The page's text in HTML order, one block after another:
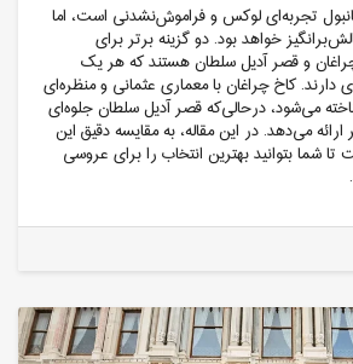
تجربه‌ای لوکس و فراموش‌نشدنی است، اما
خواهد بود. دو گزینه برتر برای
و قصر آدیل سلطان هستند که هر یک
کاخ چراغان با معماری عثمانی و منظره‌ای
می‌شود، درحالی‌که قصر آدیل سلطان جلوه‌ای
می‌دهد. در این مقاله، به مقایسه دقیق این
شما بتوانید بهترین انتخاب را برای عروسی